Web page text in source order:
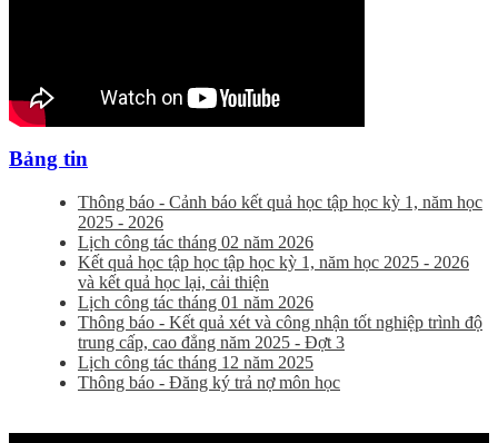
Bảng tin
Thông báo - Cảnh báo kết quả học tập học kỳ 1, năm học
2025 - 2026
Lịch công tác tháng 02 năm 2026
Kết quả học tập học tập học kỳ 1, năm học 2025 - 2026
và kết quả học lại, cải thiện
Lịch công tác tháng 01 năm 2026
Thông báo - Kết quả xét và công nhận tốt nghiệp trình độ
trung cấp, cao đẳng năm 2025 - Đợt 3
Lịch công tác tháng 12 năm 2025
Thông báo - Đăng ký trả nợ môn học